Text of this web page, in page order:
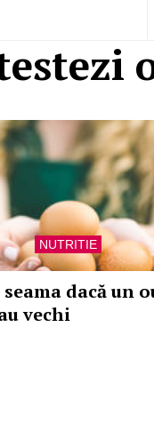
NUTRITIE
dacă un
vechi